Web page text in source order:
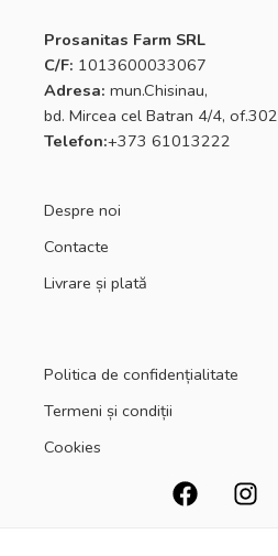
Prosanitas Farm SRL
C/F: 1013600033067
Adresa: mun.Chisinau,
bd. Mircea cel Batran 4/4, of.302
Telefon:+373 61013222
Despre noi
Contacte
Livrare și plată
Politica de confidențialitate
Termeni și condiții
Cookies